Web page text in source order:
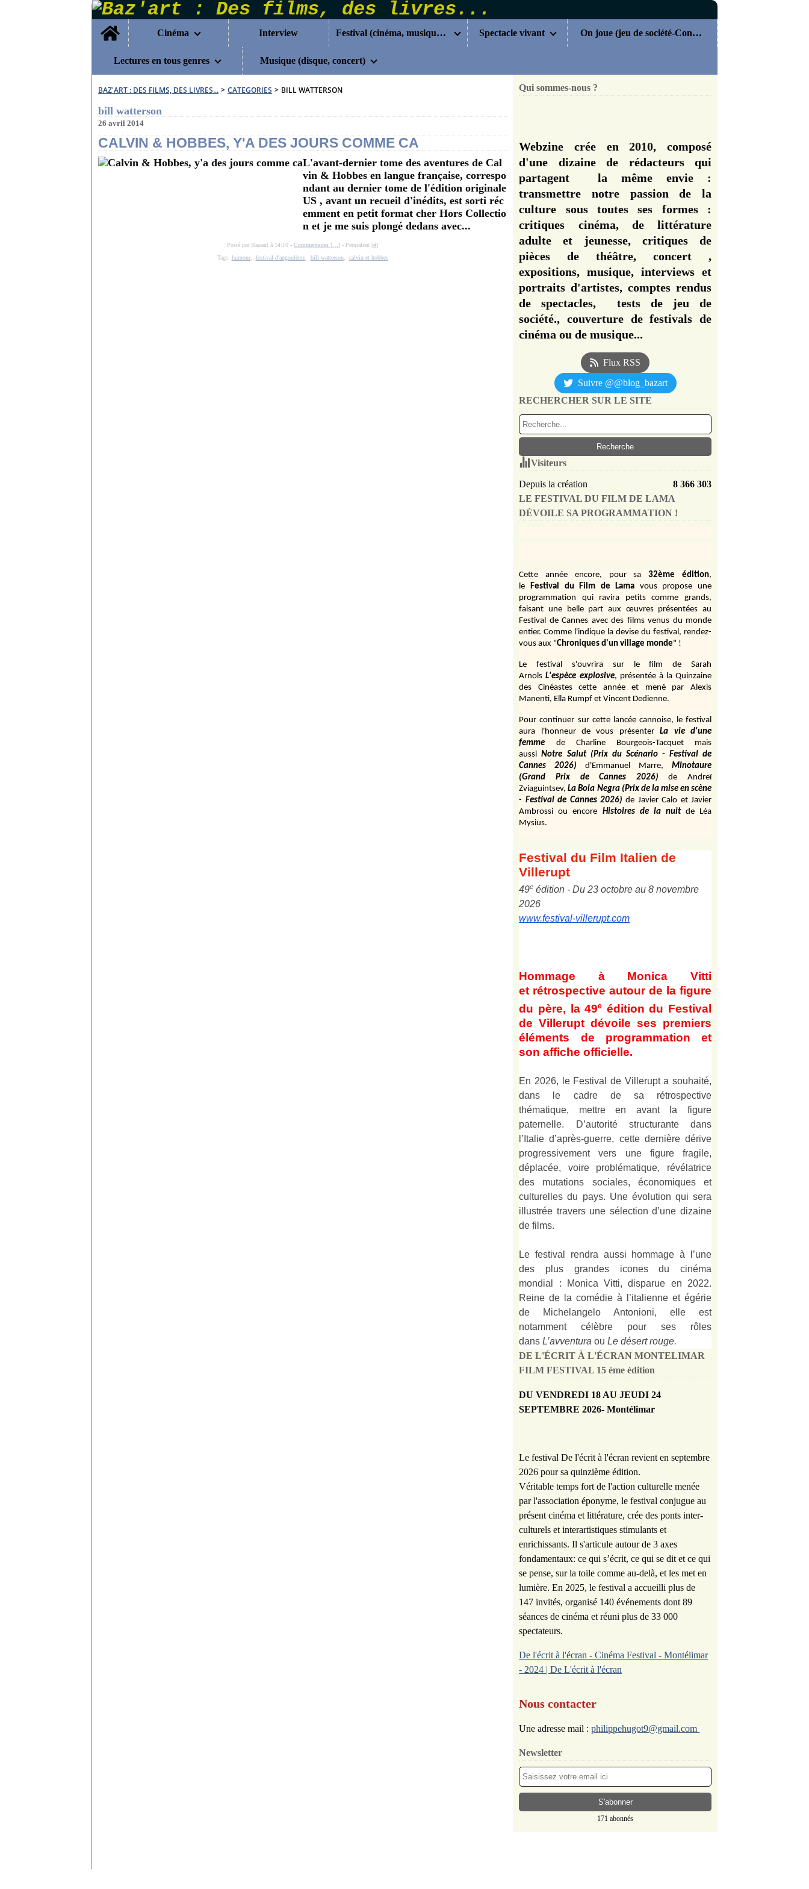
Home
Cinéma
Interview Festival (cinéma, musique...) Spectacle vivant On joue (jeu de société-Concours)
Lectures en tous genres Musique (disque, concert)
BAZ'ART : DES FILMS, DES LIVRES... > CATEGORIES > BILL WATTERSON
bill watterson
26 avril 2014
CALVIN & HOBBES, Y'A DES JOURS COMME CA
L'avant-dernier tome des aventures de Cal
vin & Hobbes en langue française, correspo
ndant au dernier tome de l'édition originale
US , avant un recueil d'inédits, est sorti réc
emment en petit format cher Hors Collectio
n et je me suis plongé dedans avec...
Posté par Bazaart à 14:10 -Commentaires [ …] - Permalien [#]
Tags: humour, festival d'angoulème, bill watterson, calvin et hobbes
Qui sommes-nous ?
Webzine crée en 2010, composé
d'une dizaine de rédacteurs qui
partagent la même envie :
transmettre notre passion de la
culture sous toutes ses formes :
critiques cinéma, de littérature
adulte et jeunesse, critiques de
pièces de théâtre, concert ,
expositions, musique, interviews et
portraits d'artistes, comptes rendus
de spectacles, tests de jeu de
société., couverture de festivals de
cinéma ou de musique...
Flux RSS
Suivre @@blog_bazart
RECHERCHER SUR LE SITE
Visiteurs
Depuis la création
8 366 303
LE FESTIVAL DU FILM DE LAMA
DÉVOILE SA PROGRAMMATION !
Cette année encore, pour sa 32ème édition,
le Festival du Film de Lama vous propose une
programmation qui ravira petits comme grands,
faisant une belle part aux œuvres présentées au
Festival de Cannes avec des films venus du monde
entier. Comme l'indique la devise du festival, rendez-
vous aux "Chroniques d'un village monde" !
Le festival s'ouvrira sur le film de Sarah
Arnols L'espèce explosive, présentée à la Quinzaine
des Cinéastes cette année et mené par Alexis
Manenti, Ella Rumpf et Vincent Dedienne.
Pour continuer sur cette lancée cannoise, le festival
aura l'honneur de vous présenter
La vie d'une
femme
de Charline Bourgeois-Tacquet
mais
aussi Notre Salut (Prix du Scénario - Festival de
Cannes 2026)
d'Emmanuel Marre,
Minotaure
(Grand Prix de Cannes 2026)
de Andreï
Zviaguintsev,La Bola Negra (Prix de la mise en scène
- Festival de Cannes 2026) de Javier Calo et Javier
Ambrossi ou encore Histoires de la nuit de Léa
Mysius.
Festival du Film Italien de
Villerupt
49e édition - Du 23 octobre au 8 novembre
2026
www.festival-villerupt.com
Hommage à Monica Vitti
et rétrospective autour de la figure
du père, la 49e édition du Festival
de Villerupt dévoile ses premiers
éléments de programmation et
son affiche officielle.
En 2026, le Festival de Villerupt a souhaité,
dans le cadre de sa rétrospective
thématique, mettre en avant la figure
paternelle. D’autorité structurante dans
l’Italie d’après-guerre, cette dernière dérive
progressivement vers une figure fragile,
déplacée, voire problématique, révélatrice
des mutations sociales, économiques et
culturelles du pays. Une évolution qui sera
illustrée travers une sélection d’une dizaine
de films.
Le festival rendra aussi hommage à l’une
des plus grandes icones du cinéma
mondial : Monica Vitti, disparue en 2022.
Reine de la comédie à l’italienne et égérie
de Michelangelo Antonioni, elle est
notamment célèbre pour ses rôles
dans L’avventura ou Le désert rouge.
DE L'ÉCRIT À L'ÉCRAN MONTELIMAR
FILM FESTIVAL 15 ème édition
DU VENDREDI 18 AU JEUDI 24
SEPTEMBRE 2026- Montélimar
Le festival De l'écrit à l'écran revient en septembre
2026 pour sa quinzième édition.
Véritable temps fort de l'action culturelle menée
par l'association éponyme, le festival conjugue au
présent cinéma et littérature, crée des ponts inter-
culturels et interartistiques stimulants et
enrichissants. Il s'articule autour de 3 axes
fondamentaux: ce qui s’écrit, ce qui se dit et ce qui
se pense, sur la toile comme au-delà, et les met en
lumière. En 2025, le festival a accueilli plus de
147 invités, organisé 140 événements dont 89
séances de cinéma et réuni plus de 33 000
spectateurs.
De l'écrit à l'écran - Cinéma Festival - Montélimar
- 2024 | De L'écrit à l'écran
Nous contacter
Une adresse mail :philippehugot9@gmail.com
Newsletter
171 abonnés